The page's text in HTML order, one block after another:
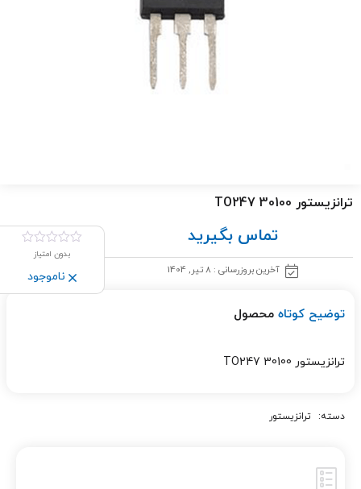
ترانزیستور TO247 30100
تماس بگیرید
آخرین بروزرسانی : 8 تیر, 1404
بدون امتیاز
ناموجود
توضیح کوتاه محصول
ترانزیستور TO247 30100
دسته: ترانزیستور